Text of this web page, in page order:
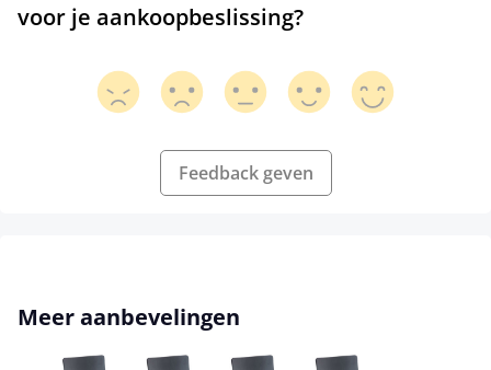
voor je aankoopbeslissing?
Feedback geven
Productgalerij overslaan
Meer aanbevelingen